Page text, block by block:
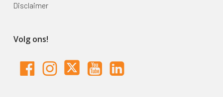
Disclaimer
Volg ons!